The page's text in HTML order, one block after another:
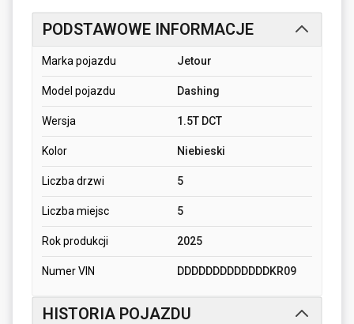
PODSTAWOWE INFORMACJE
Marka pojazdu Jetour
Model pojazdu Dashing
Wersja 1.5T DCT
Kolor Niebieski
Liczba drzwi 5
Liczba miejsc 5
Rok produkcji 2025
Numer VIN DDDDDDDDDDDDDKR09
HISTORIA POJAZDU